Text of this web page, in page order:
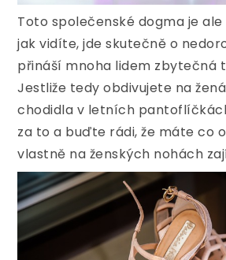
Toto společenské dogma je
jak vidíte, jde skutečně o
přináší mnoha lidem zbytečná
Jestliže tedy obdivujete na
chodidla v letních
za to a buďte rádi, že máte co
vlastně na ženských nohách